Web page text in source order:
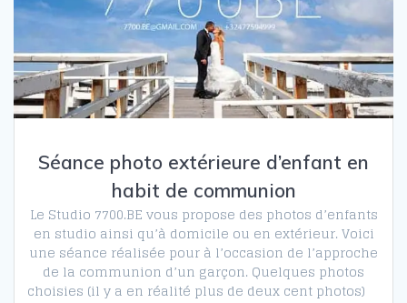
Séance photo extérieure d’enfant en
habit de communion
Le Studio 7700.BE vous propose des photos d’enfants
en studio ainsi qu’à domicile ou en extérieur. Voici
une séance réalisée pour à l’occasion de l’approche
de la communion d’un garçon. Quelques photos
choisies (il y a en réalité plus de deux cent photos)